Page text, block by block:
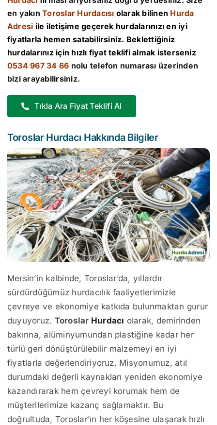
en yakınToroslar Hurdacısı olarak bilinen Hurda
Adresi ile iletişime geçerek hurdalarınızı en iyi
fiyatlarla hemen satabilirsiniz. Beklettiğiniz
hurdalarınız için hızlı fiyat teklifi almak isterseniz
0534 967 34 66 nolu telefon numarası üzerinden
bizi arayabilirsiniz.
Tıkla Ara Fiyat Teklifi Al
Toroslar Hurdacı Hakkında Bilgiler
Mersin’in kalbinde, Toroslar’da, yıllardır
sürdürdüğümüz hurdacılık faaliyetlerimizle
çevreye ve ekonomiye katkıda bulunmaktan gurur
duyuyoruz. Toroslar Hurdacı olarak, demirinden
bakırına, alüminyumundan plastiğine kadar her
türlü geri dönüştürülebilir malzemeyi en iyi
fiyatlarla değerlendiriyoruz. Misyonumuz, atıl
durumdaki değerli kaynakları yeniden ekonomiye
kazandırarak hem çevreyi korumak hem de
müşterilerimize kazanç sağlamaktır. Bu
doğrultuda, Toroslar’ın her köşesine ulaşarak hızlı